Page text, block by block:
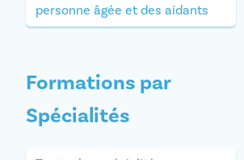
personne âgée et des aidants
Formations par
Spécialités